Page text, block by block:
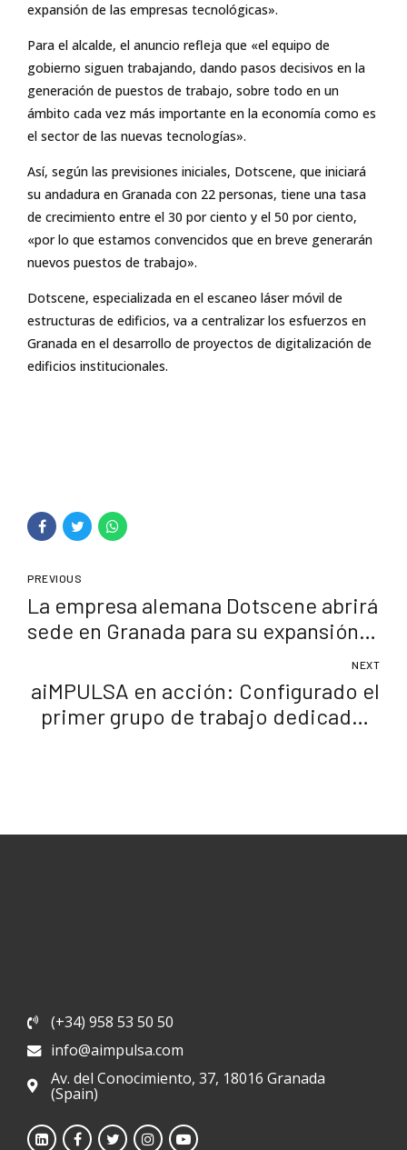
expansión de las empresas tecnológicas».
Para el alcalde, el anuncio refleja que «el equipo de
gobierno siguen trabajando, dando pasos decisivos en la
generación de puestos de trabajo, sobre todo en un
ámbito cada vez más importante en la economía como es
el sector de las nuevas tecnologías».
Así, según las previsiones iniciales, Dotscene, que iniciará
su andadura en Granada con 22 personas, tiene una tasa
de crecimiento entre el 30 por ciento y el 50 por ciento,
«por lo que estamos convencidos que en breve generarán
nuevos puestos de trabajo».
Dotscene, especializada en el escaneo láser móvil de
estructuras de edificios, va a centralizar los esfuerzos en
Granada en el desarrollo de proyectos de digitalización de
edificios institucionales.
PREVIOUS
La empresa alemana Dotscene abrirá
sede en Granada para su expansión
NEXT
aiMPULSA en acción: Configurado el
primer grupo de trabajo dedicado a
(+34) 958 53 50 50
info@aimpulsa.com
Av. del Conocimiento, 37, 18016 Granada
(Spain)